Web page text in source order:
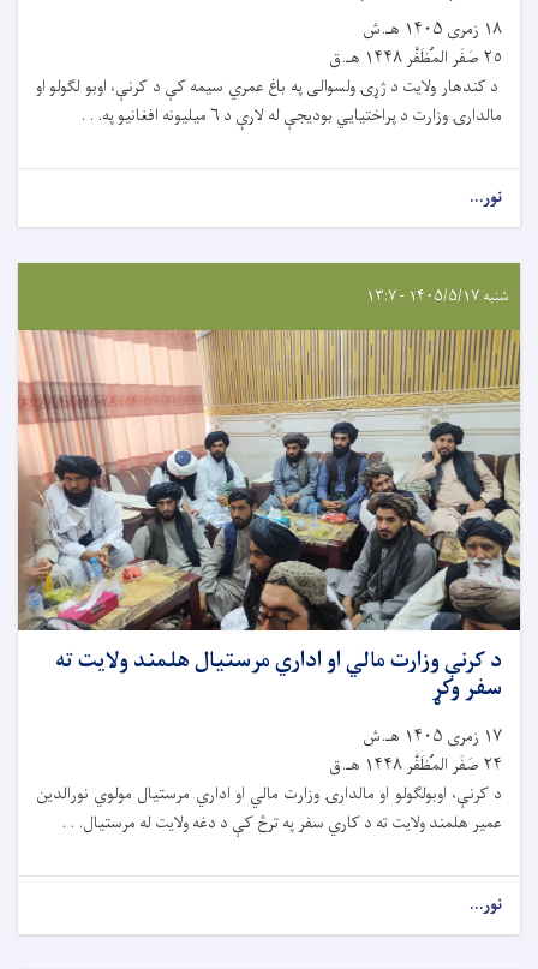
١٨ زمری ۱۴۰۵ هـ.ش
٢٥ صَفَر المُظَفَّر ۱۴۴۸ هـ.ق
د کندهار ولایت د ژړۍ ولسوالی په باغ عمري سیمه کې د کرنې، اوبو لګولو او
مالدارۍ وزارت د پراختیايي بودیجې له لارې د ۶ میلیونه افغانیو په. . .
نور...
شنبه ۱۴۰۵/۵/۱۷ - ۱۳:۷
د کرنې وزارت مالي او اداري مرستیال هلمند ولایت ته
سفر وکړ
۱۷ زمری ۱۴۰۵ هـ.ش
۲۴ صَفَر المُظَفَّر ۱۴۴۸ هـ.ق
د کرنې، اوبولګولو او مالدارۍ وزارت مالي او اداري مرستیال مولوي نورالدین
عمیر هلمند ولایت ته د کاري سفر په ترڅ کې د دغه ولایت له مرستیال. . .
نور...